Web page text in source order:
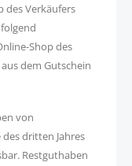
des Verkäufers
Shop des
dem Gutschein
von
dritten Jahres
Restguthaben